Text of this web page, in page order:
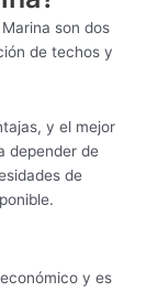
son dos
de techos y
y el mejor
depender de
de
y es